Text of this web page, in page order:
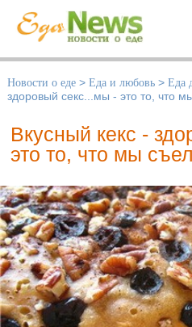
Новости о еде > Еда и любовь > Еда
здоровый секс...мы - это то, что
Вкусный кекс -
это то, что мы